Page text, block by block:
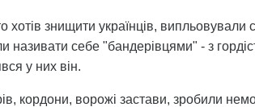
хотів знищити українців,
називати себе "бандерівцями" - з
у них він.
кордони, ворожі застави, зробили